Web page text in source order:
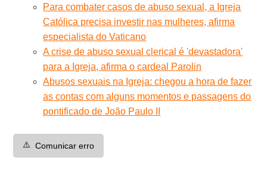
Para combater casos de abuso sexual, a Igreja
Católica precisa investir nas mulheres, afirma
especialista do Vaticano
A crise de abuso sexual clerical é 'devastadora'
para a Igreja, afirma o cardeal Parolin
Abusos sexuais na Igreja: chegou a hora de fazer
as contas com alguns momentos e passagens do
pontificado de João Paulo II
⚠️ Comunicar erro